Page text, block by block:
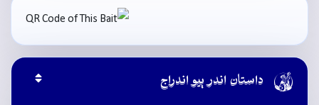
 داستان اندر ٻيو اندراج